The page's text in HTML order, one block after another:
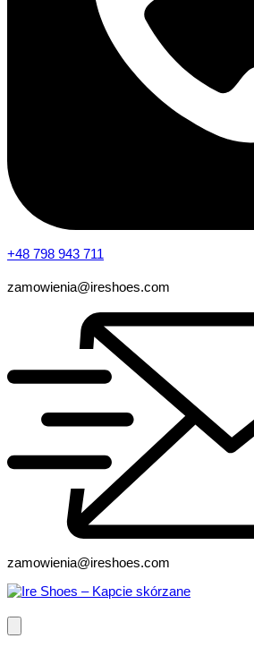
+48 798 943 711
zamowienia@ireshoes.com
zamowienia@ireshoes.com